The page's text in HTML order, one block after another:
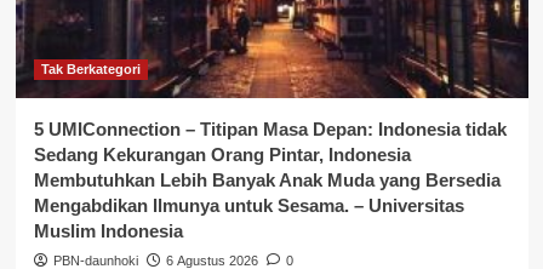
Tak Berkategori
5 UMIConnection – Titipan Masa Depan: Indonesia tidak
Sedang Kekurangan Orang Pintar, Indonesia
Membutuhkan Lebih Banyak Anak Muda yang Bersedia
Mengabdikan Ilmunya untuk Sesama. – Universitas
Muslim Indonesia
PBN-daunhoki 6 Agustus 2026 0